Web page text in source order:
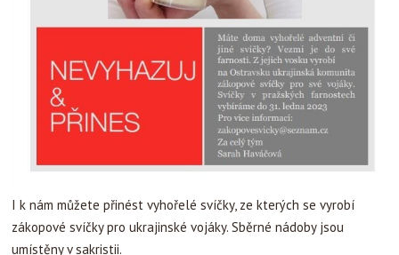
I k nám můžete přinést vyhořelé svíčky, ze kterých se vyrobí
zákopové svíčky pro ukrajinské vojáky. Sběrné nádoby jsou
umístěny v sakristii.